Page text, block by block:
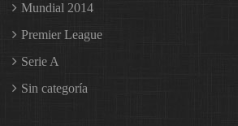
Mundial 2014
Premier League
Serie A
Sin categoría